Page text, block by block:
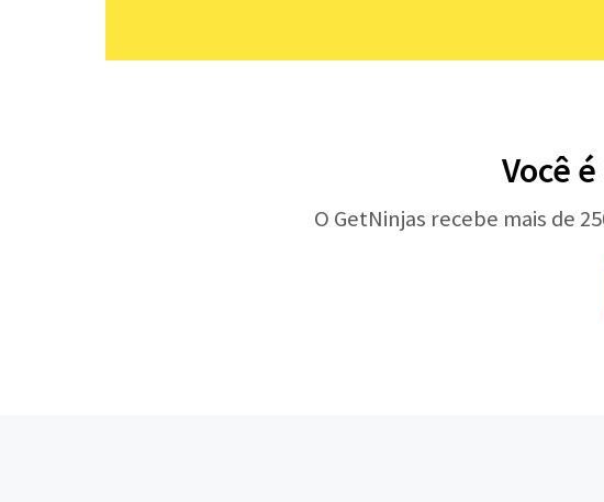
Você
O GetNinjas recebe mais de